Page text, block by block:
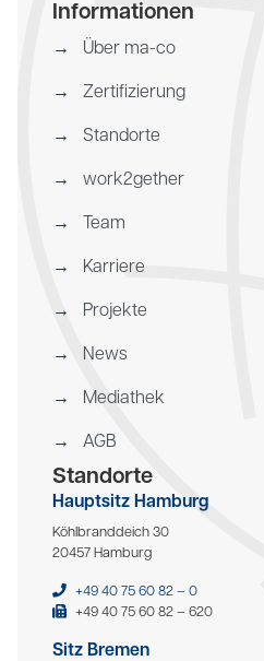
Informationen
Über ma-co
Zertifizierung
Standorte
work2gether
Team
Karriere
Projekte
News
Mediathek
AGB
Standorte
Hauptsitz Hamburg
Köhlbranddeich 30
20457 Hamburg
+49 40 75 60 82 – 0
+49 40 75 60 82 – 620
Sitz Bremen